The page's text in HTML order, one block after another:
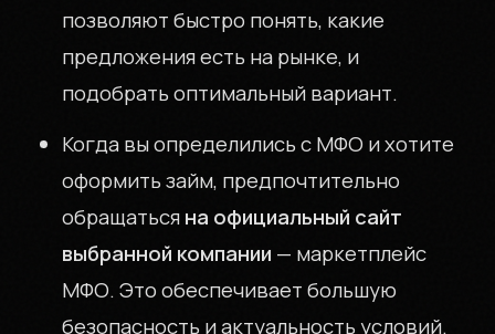
позволяют быстро понять, какие
предложения есть на рынке, и
подобрать оптимальный вариант.
Когда вы определились с МФО и хотите
оформить займ, предпочтительно
обращатьсяна официальный сайт
выбранной компании — маркетплейс
МФО. Это обеспечивает большую
безопасность и актуальность условий.